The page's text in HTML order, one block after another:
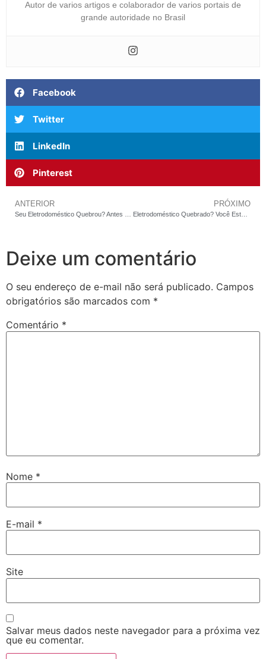
Autor de varios artigos e colaborador de varios portais de
grande autoridade no Brasil
Facebook
Twitter
LinkedIn
Pinterest
ANTERIOR PRÓXIMO
Eletrodoméstico Quebrado? Você Está Prestes a Cometer um Erro de R$ 5.000
Deixe um comentário
O seu endereço de e-mail não será publicado. Campos
obrigatórios são marcados com *
Comentário *
Nome *
E-mail *
Site
Salvar meus dados neste navegador para a próxima vez
que eu comentar.